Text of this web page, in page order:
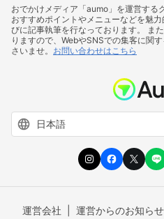
おでかけメディア「aumo」を運営する
おすすめポイントやメニューなどを魅
びに記事執筆を行なっております。 ま
りますので、WebやSNSでの集客に関
さいませ。 お問い合わせはこちら
運営会社 運営からのお知らせ